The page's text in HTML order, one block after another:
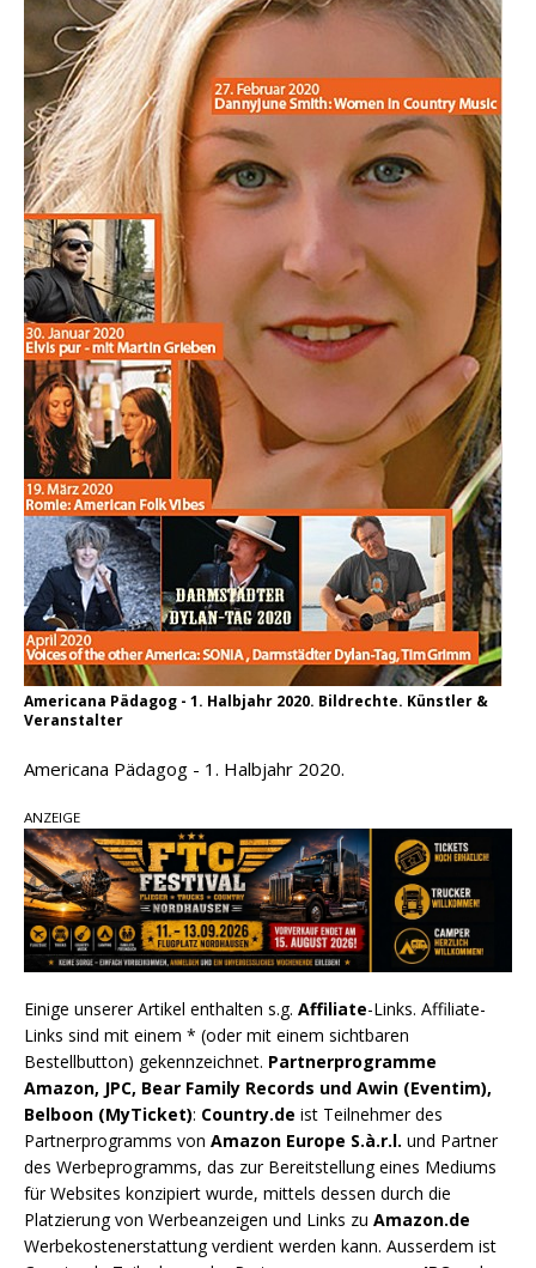
Americana Pädagog - 1. Halbjahr 2020. Bildrechte. Künstler &
Veranstalter
Americana Pädagog - 1. Halbjahr 2020.
ANZEIGE
Einige unserer Artikel enthalten s.g. Affiliate-Links. Affiliate-
Links sind mit einem * (oder mit einem sichtbaren
Bestellbutton) gekennzeichnet. Partnerprogramme
Amazon, JPC, Bear Family Records und Awin (Eventim),
Belboon (MyTicket): Country.de ist Teilnehmer des
Partnerprogramms von Amazon Europe S.à.r.l. und Partner
des Werbeprogramms, das zur Bereitstellung eines Mediums
für Websites konzipiert wurde, mittels dessen durch die
Platzierung von Werbeanzeigen und Links zu Amazon.de
Werbekostenerstattung verdient werden kann. Ausserdem ist